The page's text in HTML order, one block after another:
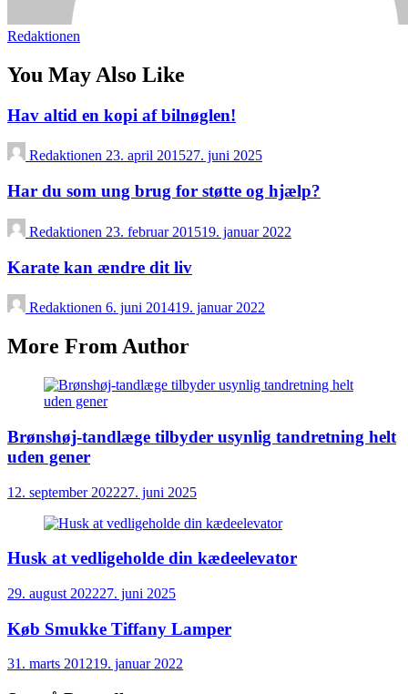
Redaktionen
You May Also Like
Hav altid en kopi af bilnøglen!
Redaktionen 23. april 201527. juni 2025
Har du som ung brug for støtte og hjælp?
Redaktionen 23. februar 201519. januar 2022
Karate kan ændre dit liv
Redaktionen 6. juni 201419. januar 2022
More From Author
Brønshøj-tandlæge tilbyder usynlig tandretning helt
uden gener
12. september 202227. juni 2025
Husk at vedligeholde din kædeelevator
29. august 202227. juni 2025
Køb Smukke Tiffany Lamper
31. marts 201219. januar 2022